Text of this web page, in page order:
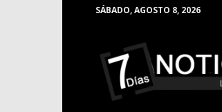
SÁBADO, AGOSTO 8, 2026
Noticias
de
Barranquilla